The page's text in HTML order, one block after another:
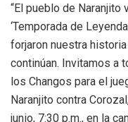
“El pueblo de
‘Temporada de
forjaron nuestra
continúan. Invitamos a
los Changos para el
Naranjito contra
junio, 7:30 p.m., en la